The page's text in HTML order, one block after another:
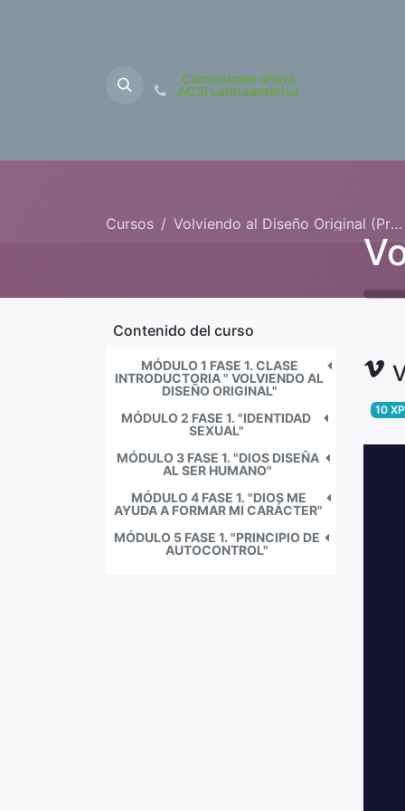
Comunícate ahora
ACSI Latinoamérica
Cursos Volviendo al Diseño Original (Pre-primaria y Primaria)
Contenido del curso
MÓDULO 1 FASE 1. CLASE
INTRODUCTORIA " VOLVIENDO AL
DISEÑO ORIGINAL"
MÓDULO 2 FASE 1. "IDENTIDAD
SEXUAL"
MÓDULO 3 FASE 1. "DIOS DISEÑA
AL SER HUMANO"
MÓDULO 4 FASE 1. "DIOS ME
AYUDA A FORMAR MI CARÁCTER"
MÓDULO 5 FASE 1. "PRINCIPIO DE
AUTOCONTROL"
10 XP